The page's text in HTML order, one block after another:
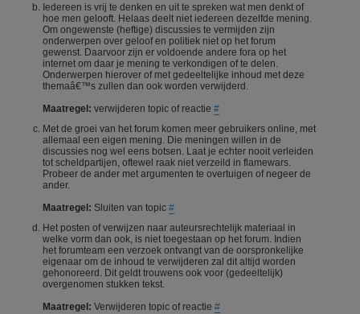
Iedereen is vrij te denken en uit te spreken wat men denkt of
hoe men gelooft. Helaas deelt niet iedereen dezelfde mening.
Om ongewenste (heftige) discussies te vermijden zijn
onderwerpen over geloof en politiek niet op het forum
gewenst. Daarvoor zijn er voldoende andere fora op het
internet om daar je mening te verkondigen of te delen.
Onderwerpen hierover of met gedeeltelijke inhoud met deze
themaâ€™s zullen dan ook worden verwijderd.
Maatregel: verwijderen topic of reactie #
Met de groei van het forum komen meer gebruikers online, met
allemaal een eigen mening. Die meningen willen in de
discussies nog wel eens botsen. Laat je echter nooit verleiden
tot scheldpartijen, oftewel raak niet verzeild in flamewars.
Probeer de ander met argumenten te overtuigen of negeer de
ander.
Maatregel: Sluiten van topic #
Het posten of verwijzen naar auteursrechtelijk materiaal in
welke vorm dan ook, is niet toegestaan op het forum. Indien
het forumteam een verzoek ontvangt van de oorspronkelijke
eigenaar om de inhoud te verwijderen zal dit altijd worden
gehonoreerd. Dit geldt trouwens ook voor (gedeeltelijk)
overgenomen stukken tekst.
Maatregel: Verwijderen topic of reactie #